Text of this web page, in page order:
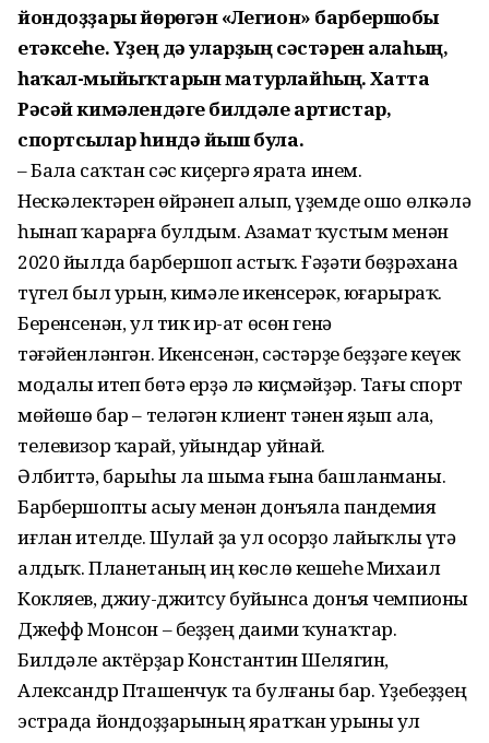
йондоҙҙары йөрөгән «Легион» барбершобы
етәксеһе. Үҙең дә улар­ҙың сәстәрен алаһың,
һаҡал-мыйыҡтарын матурлайһың. Хатта
Рәсәй кимәлендәге билдәле артистар,
спортсылар һиндә йыш була.
– Бала саҡтан сәс киҫергә ярата инем.
Нескәлектәрен өйрәнеп алып, үҙемде ошо өлкәлә
һынап ҡарарға булдым. Азамат ҡустым менән
2020 йылда барбершоп астыҡ. Ғәҙәти бөҙрәхана
түгел был урын, кимәле икенсерәк, юғарыраҡ.
Беренсенән, ул тик ир-ат өсөн генә
тәғәйенләнгән. Икенсенән, сәстәрҙе беҙҙәге кеүек
модалы итеп бөтә ерҙә лә киҫмәйҙәр. Тағы спорт
мөйөшө бар – теләгән клиент тәнен яҙып ала,
телевизор ҡарай, уйындар уйнай.
Әлбиттә, барыһы ла шыма ғына башланманы.
Барбершопты асыу менән донъяла пандемия
иғлан ителде. Шулай ҙа ул осор­ҙо лайыҡлы үтә
алдыҡ. Планетаның иң көслө кешеһе Михаил
Кокляев, джиу-джитсу буйынса донъя чемпионы
Джефф Монсон – беҙҙең даими ҡунаҡтар.
Билдәле актёрҙар Константин Шелягин,
Александр Пташенчук та булғаны бар. Үҙебеҙҙең
эстрада йондоҙҙарының яратҡан урыны ул